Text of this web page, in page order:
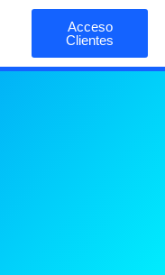
Acceso
Clientes